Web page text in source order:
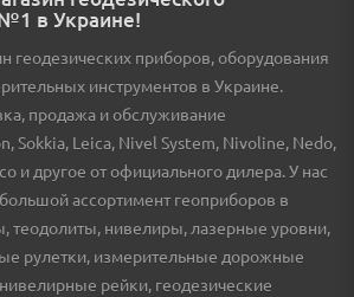
в Украине!
геодезических приборов, оборудования
инструментов в Украине.
продажа и обслуживание
Sokkia, Leica, Nivel System, Nivoline, Nedo,
и другое от официального дилера. У нас
ассортимент геоприборов в
теодолиты, нивелиры, лазерные уровни,
рулетки, измерительные дорожные
рейки, геодезические